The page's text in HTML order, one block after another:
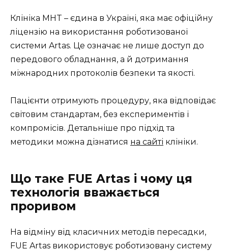
Клініка MHT – єдина в Україні, яка має офіційну
ліцензію на використання роботизованої
системи Artas. Це означає не лише доступ до
передового обладнання, а й дотримання
міжнародних протоколів безпеки та якості.
Пацієнти отримують процедуру, яка відповідає
світовим стандартам, без експериментів і
компромісів. Детальніше про підхід та
методики можна дізнатися на сайті клініки.
Що таке FUE Artas і чому ця
технологія вважається
проривом
На відміну від класичних методів пересадки,
FUE Artas використовує роботизовану систему